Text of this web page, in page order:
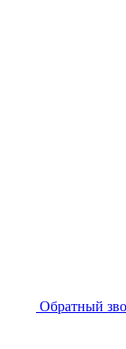
Обратный